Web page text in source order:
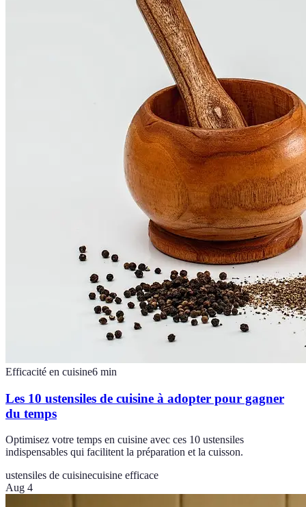
Efficacité en cuisine6 min
Les 10 ustensiles de cuisine à adopter pour gagner
du temps
Optimisez votre temps en cuisine avec ces 10 ustensiles
indispensables qui facilitent la préparation et la cuisson.
ustensiles de cuisinecuisine efficace
Aug 4